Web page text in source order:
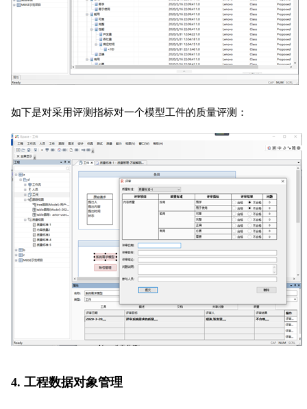
如下是对采用评测指标对一个模型工件的质量评测：
4. 工程数据对象管理